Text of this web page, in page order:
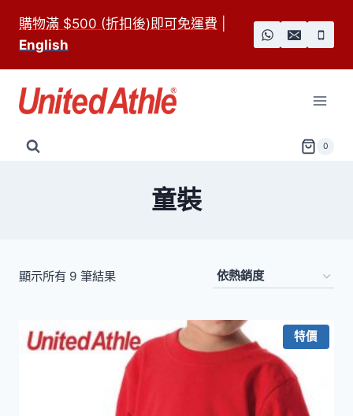
content
購物滿 $500 (折扣後)即可免運費
English
0
童裝
顯示所有 9 筆結果依
度
排
序
特價